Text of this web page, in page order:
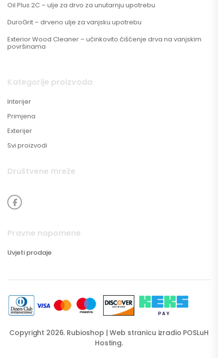
Oil Plus 2C – ulje za drvo za unutarnju upotrebu
DuroGrit – drveno ulje za vanjsku upotrebu
Exterior Wood Cleaner – učinkovito čišćenje drva na vanjskim
površinama
Kategorije proizvoda
Interijer
Primjena
Exterijer
Svi proizvodi
Društvene mreže
Pravne napomene
Uvjeti prodaje
Copyright 2026. Rubioshop | Web stranicu izradio POSLuH
Hosting.